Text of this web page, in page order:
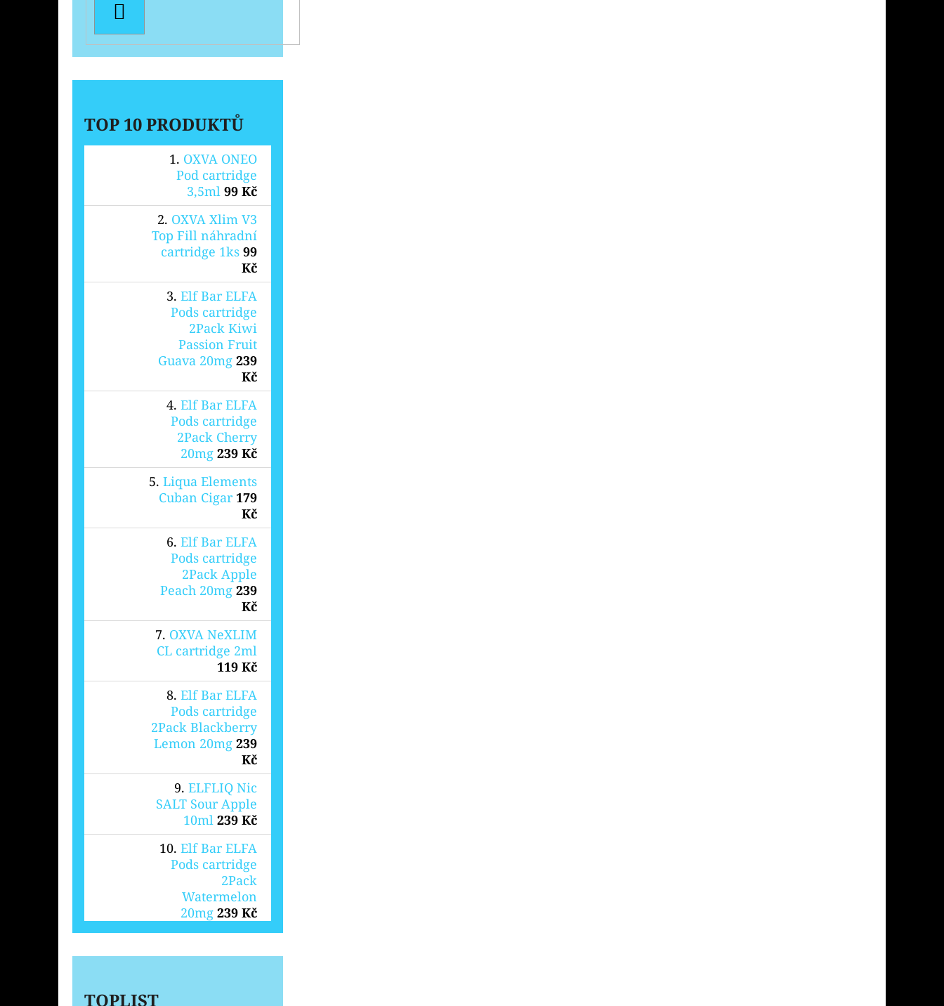
TOP 10 PRODUKTŮ
OXVA ONEO
Pod cartridge
3,5ml 99 Kč
OXVA Xlim V3
Top Fill náhradní
cartridge 1ks 99
Kč
Elf Bar ELFA
Pods cartridge
2Pack Kiwi
Passion Fruit
Guava 20mg 239
Kč
Elf Bar ELFA
Pods cartridge
2Pack Cherry
20mg 239 Kč
Liqua Elements
Cuban Cigar 179
Kč
Elf Bar ELFA
Pods cartridge
2Pack Apple
Peach 20mg 239
Kč
OXVA NeXLIM
CL cartridge 2ml
119 Kč
Elf Bar ELFA
Pods cartridge
2Pack Blackberry
Lemon 20mg 239
Kč
ELFLIQ Nic
SALT Sour Apple
10ml 239 Kč
Elf Bar ELFA
Pods cartridge
2Pack
Watermelon
20mg 239 Kč
TOPLIST